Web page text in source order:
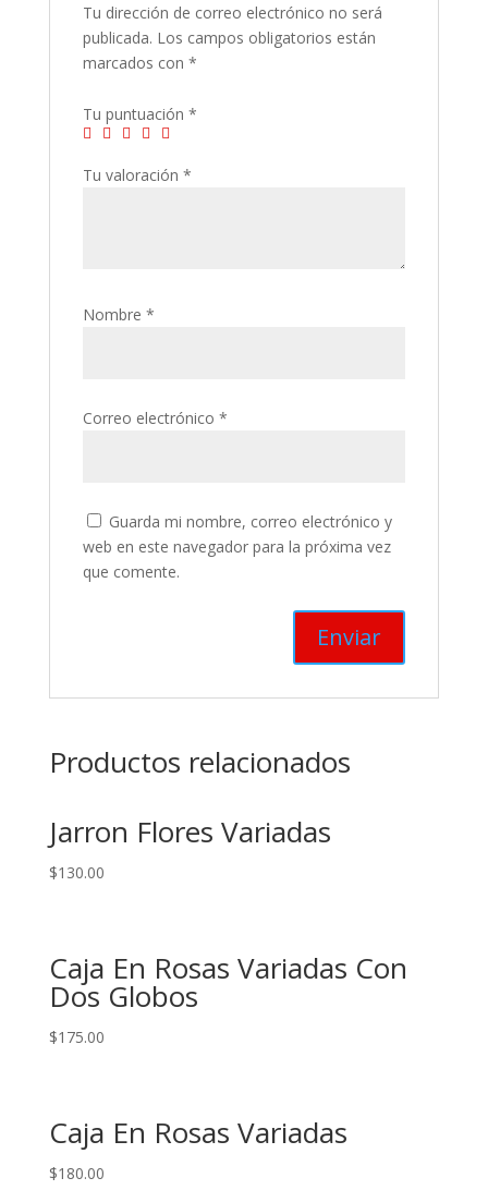
Tu dirección de correo electrónico no será
publicada. Los campos obligatorios están
marcados con *
Tu puntuación *
Tu valoración *
Nombre *
Correo electrónico *
Guarda mi nombre, correo electrónico y
web en este navegador para la próxima vez
que comente.
Productos relacionados
Jarron Flores Variadas
$130.00
Caja En Rosas Variadas Con
Dos Globos
$175.00
Caja En Rosas Variadas
$180.00